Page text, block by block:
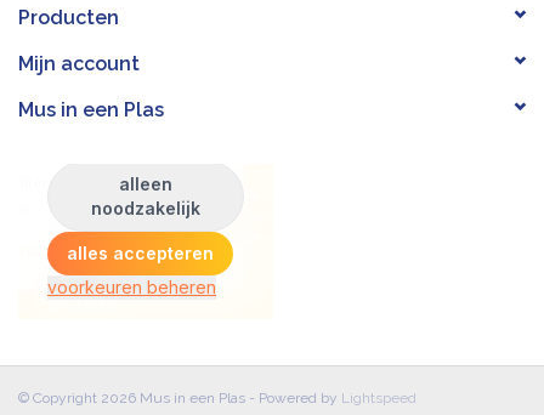
Producten
Mijn account
Mus in een Plas
© Copyright 2026 Mus in een Plas - Powered by Lightspeed